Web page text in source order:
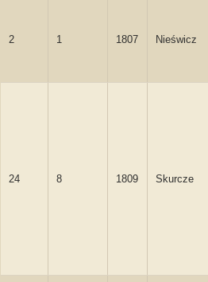
2 1 1807 Nieświcz
24 8 1809 Skurcze